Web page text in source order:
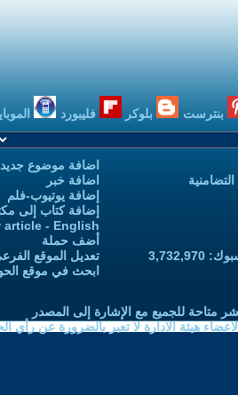
بنترست بلوكر فليبورد
اضافة موضوع جديد
اضافة خبر
إضافة يوتيوب-فلم
إضافة كتاب إلى
article - English
أضف حملة
تعديل الموقع
ابحث في موقع
متاحة للجميع مع الإشارة إلى المصدر
هيئة الادارة لا تعبر بالضرورة عن رأي